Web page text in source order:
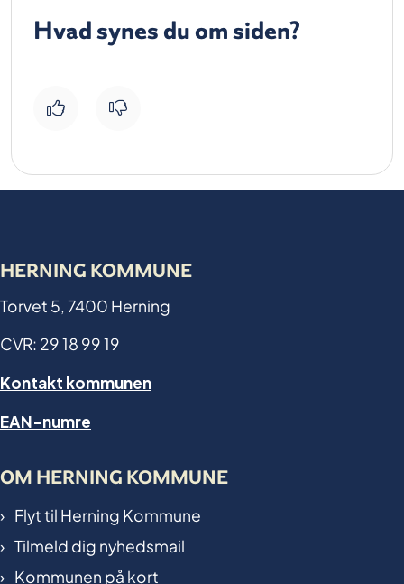
Hvad synes du om siden?
HERNING KOMMUNE
Torvet 5, 7400 Herning
CVR: 29 18 99 19
Kontakt kommunen
EAN-numre
OM HERNING KOMMUNE
Flyt til Herning Kommune
Tilmeld dig nyhedsmail
Kommunen på kort